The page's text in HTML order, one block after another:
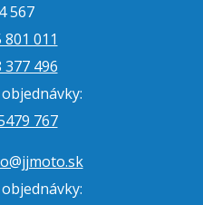
567
801 011
377 496
767